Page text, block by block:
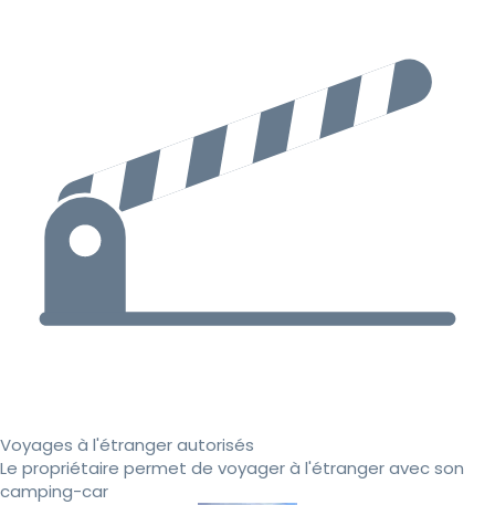
Voyages à l'étranger autorisés
Le propriétaire permet de voyager à l'étranger avec son
camping-car